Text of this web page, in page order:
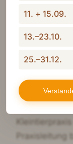
Tierarzt
location_onArnsberg ·
Praxisleitung
11. + 15.09.
13.–23.10.
25.–31.12.